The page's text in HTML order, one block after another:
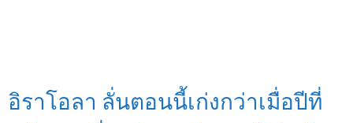
อิราโอลา ลั่นตอนนี้เก่งกว่าเมื่อปีที่